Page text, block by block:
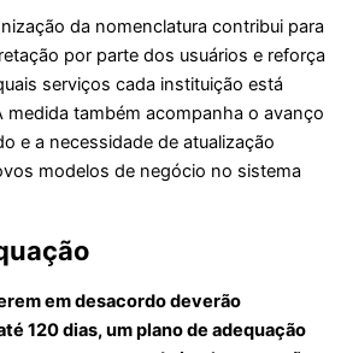
da nomenclatura contribui para
por parte dos usuários e reforça
serviços cada instituição está
medida também acompanha o avanço
e a necessidade de atualização
modelos de negócio no sistema
em desacordo deverão
120 dias, um plano de adequação